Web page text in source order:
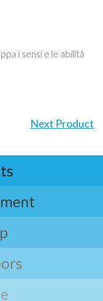
i sensi e le abilità
Next Product